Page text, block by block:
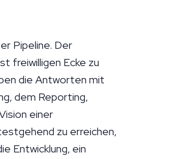
Pipeline. Der
freiwilligen Ecke zu
die Antworten mit
dem Reporting,
einer
zu erreichen,
Entwicklung, ein